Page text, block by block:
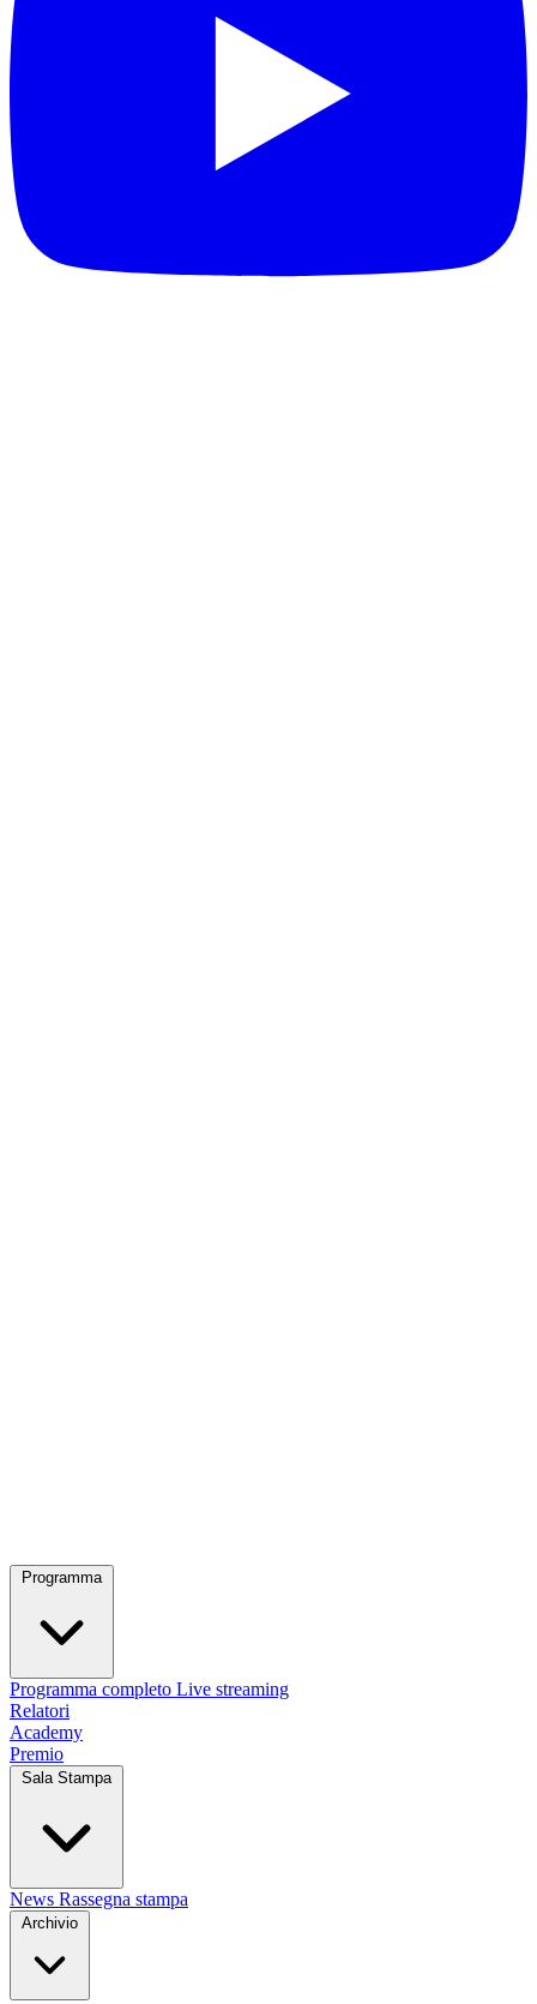
Programma
Programma completo Live streaming
Relatori
Academy
Premio
Sala Stampa
News Rassegna stampa
Archivio